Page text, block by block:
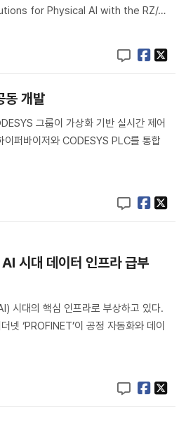
for Physical AI with the RZ/…
동 개발
그룹이 가상화 기반 실시간 제어
퍼바이저와 CODESYS PLC를 통합
시대 데이터 인프라 급부
시대의 핵심 인프라로 부상하고 있다.
‘PROFINET’이 공정 자동화와 데이